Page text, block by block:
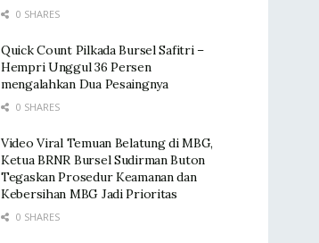
0 SHARES
Quick Count Pilkada Bursel Safitri –
Hempri Unggul 36 Persen
mengalahkan Dua Pesaingnya
0 SHARES
Video Viral Temuan Belatung di MBG,
Ketua BRNR Bursel Sudirman Buton
Tegaskan Prosedur Keamanan dan
Kebersihan MBG Jadi Prioritas
0 SHARES